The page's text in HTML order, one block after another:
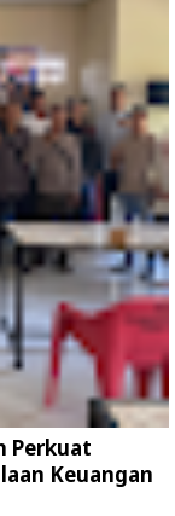
Perkuat
Keuangan